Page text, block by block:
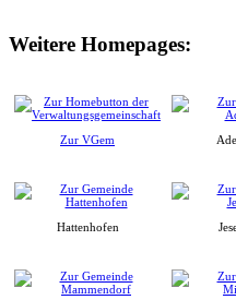
Weitere Homepages:
Zur VGem
Hattenhofen